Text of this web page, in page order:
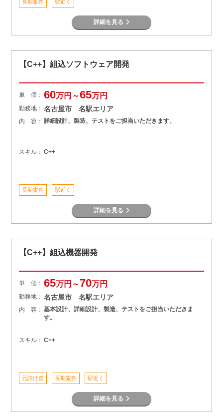
長期案件 駅近く
詳細を見る
【C++】組込ソフトウェア開発
単 価： 60万円～65万円
勤務地： 名古屋市 名駅エリア
内 容： 詳細設計、製造、テストをご担当いただきます。
スキル： C++
長期案件 駅近く
詳細を見る
【C++】組込機器開発
単 価： 65万円～70万円
勤務地： 名古屋市 名駅エリア
内 容： 基本設計、詳細設計、製造、テストをご担当いただきま
す。
スキル： C++
元請け直 長期案件 駅近く
詳細を見る